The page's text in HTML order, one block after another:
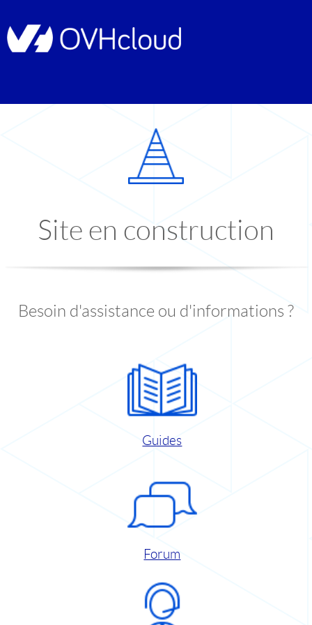
Site en construction
Besoin d'assistance ou d'informations ?
Guides
Forum